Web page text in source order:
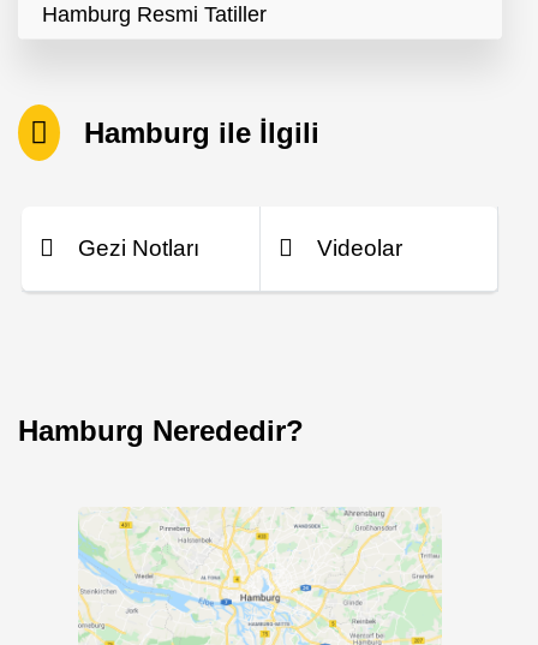
Hamburg Resmi Tatiller
Hamburg ile İlgili
Gezi Notları Videolar
Hamburg Nerededir?